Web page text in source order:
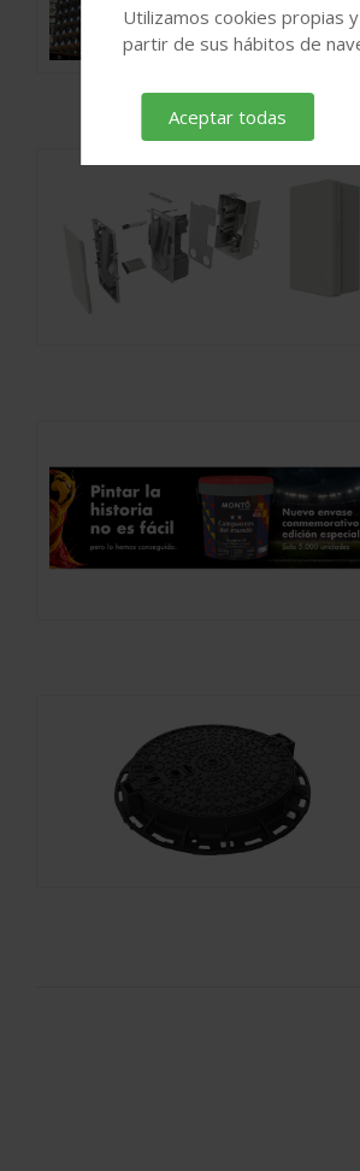
Utilizamos cookies propias
partir de sus hábitos de
Aceptar todas